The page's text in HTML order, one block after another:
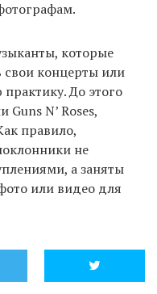
которые
концерты или
До этого
N’ Roses,
правило,
не
а заняты
или видео для